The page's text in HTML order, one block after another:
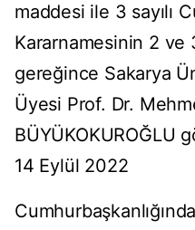
maddesi ile 3 sayılı
Kararnamesinin 2 ve
gereğince Sakarya
Üyesi Prof. Dr.
BÜYÜKOKUROĞLU
14 Eylül 2022